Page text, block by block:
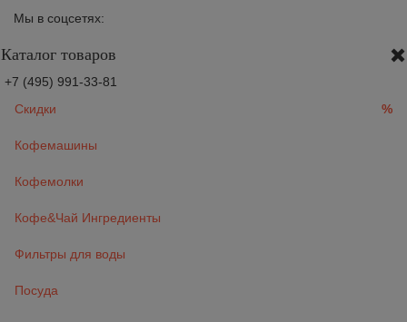
Мы в соцсетях:
Каталог товаров
+7 (495) 991-33-81
Скидки
%
Кофемашины
Кофемолки
Кофе&Чай Ингредиенты
Фильтры для воды
Посуда